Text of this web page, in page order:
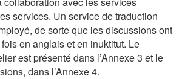
services. Un service de traduction
de sorte que les discussions ont
en anglais et en inuktitut. Le
est présenté dans l’Annexe 3 et le
dans l’Annexe 4.